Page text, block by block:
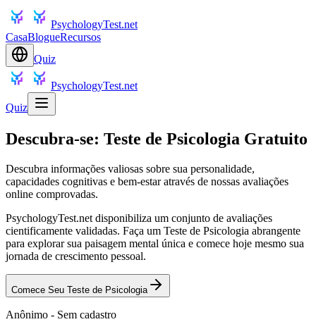
PsychologyTest.net
CasaBlogueRecursos
Quiz
PsychologyTest.net
Quiz
Descubra-se: Teste de Psicologia Gratuito
Descubra informações valiosas sobre sua personalidade,
capacidades cognitivas e bem-estar através de nossas avaliações
online comprovadas.
PsychologyTest.net disponibiliza um conjunto de avaliações
cientificamente validadas. Faça um Teste de Psicologia abrangente
para explorar sua paisagem mental única e comece hoje mesmo sua
jornada de crescimento pessoal.
Comece Seu Teste de Psicologia
Anônimo - Sem cadastro